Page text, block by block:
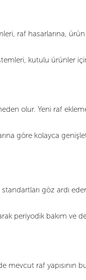
raf hasarlarına,
kutulu ürünler
olur. Yeni raf
göre kolayca
göz ardı
periyodik bakım ve
raf yapısının